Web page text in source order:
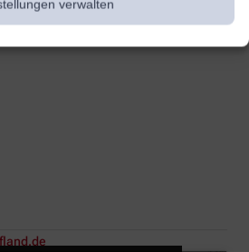
verwalten